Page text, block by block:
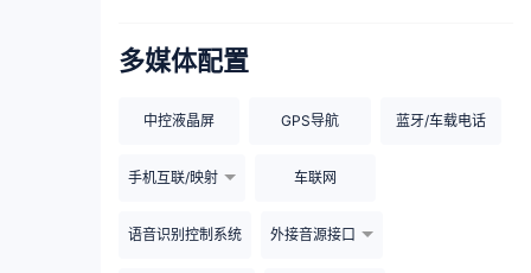
多媒体配置
中控液晶屏 GPS导航 蓝牙/车载电话
手机互联/映射 车联网
语音识别控制系统 外接音源接口